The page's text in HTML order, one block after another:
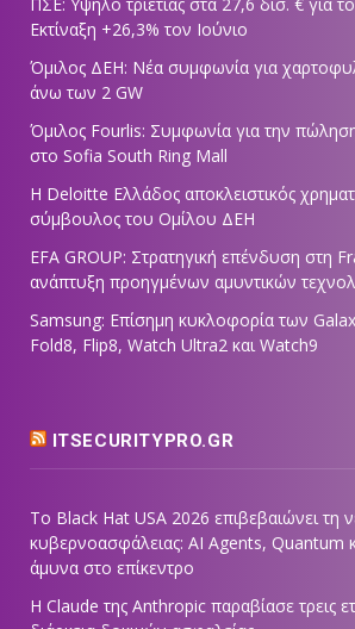
Εκτίναξη +26,3% τον Ιούνιο
Όμιλος ΔΕΗ: Νέα συμφωνία για
άνω των 2 GW
Όμιλος Fourlis: Συμφωνία για την
στο Sofia South Ring Mall
Η Deloitte Ελλάδος αποκλειστικός
σύμβουλος του Ομίλου ΔΕΗ
EFA GROUP: Στρατηγική επένδυση στη
ανάπτυξη προηγμένων αμυντικών
Samsung: Επίσημη κυκλοφορία των
Fold8, Flip8, Watch Ultra2 και Watch9
ITSECURITYPRO.GR
Το Black Hat USA 2026 επιβεβαιώνει τη
κυβερνοασφάλειας: AI Agents, Quantum
άμυνα στο επίκεντρο
Η Claude της Anthropic παραβίασε τρεις